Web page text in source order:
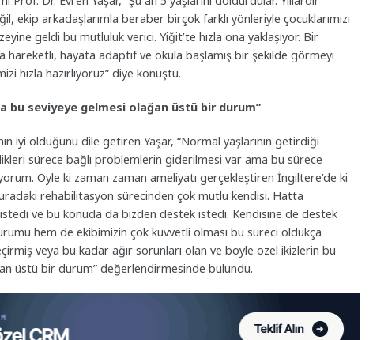
ekip arkadaşlarımla beraber birçok farklı yönleriyle çocuklarımızı
geldi bu mutluluk verici. Yiğit’te hızla ona yaklaşıyor. Bir
hareketli, hayata adaptif ve okula başlamış bir şekilde görmeyi
hızla hazırlıyoruz” diye konuştu.
bu seviyeye gelmesi olağan üstü bir durum”
iyi olduğunu dile getiren Yaşar, “Normal yaşlarının getirdiği
sürece bağlı problemlerin giderilmesi var ama bu sürece
Öyle ki zaman zaman ameliyatı gerçekleştiren İngiltere’de ki
rehabilitasyon sürecinden çok mutlu kendisi. Hatta
ve bu konuda da bizden destek istedi. Kendisine de destek
hem de ekibimizin çok kuvvetli olması bu süreci oldukça
veya bu kadar ağır sorunları olan ve böyle özel ikizlerin bu
üstü bir durum” değerlendirmesinde bulundu.